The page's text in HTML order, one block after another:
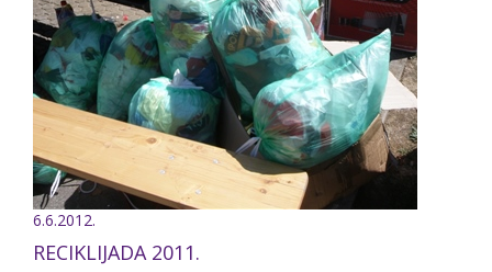
6.6.2012.
RECIKLIJADA 2011.